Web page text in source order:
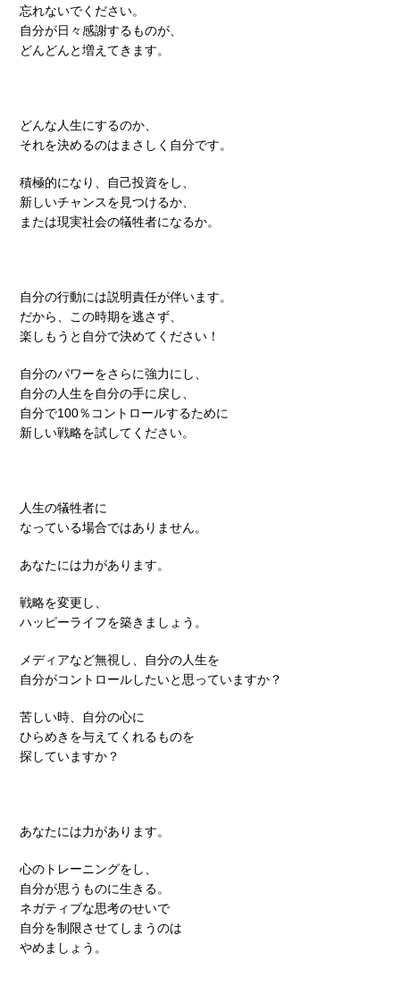
忘れないでください。
自分が日々感謝するものが、
どんどんと増えてきます。
どんな人生にするのか、
それを決めるのはまさしく自分です。
積極的になり、自己投資をし、
新しいチャンスを見つけるか、
または現実社会の犠牲者になるか。
自分の行動には説明責任が伴います。
だから、この時期を逃さず、
楽しもうと自分で決めてください！
自分のパワーをさらに強力にし、
自分の人生を自分の手に戻し、
自分で100％コントロールするために
新しい戦略を試してください。
人生の犠牲者に
なっている場合ではありません。
あなたには力があります。
戦略を変更し、
ハッピーライフを築きましょう。
メディアなど無視し、自分の人生を
自分がコントロールしたいと思っていますか？
苦しい時、自分の心に
ひらめきを与えてくれるものを
探していますか？
あなたには力があります。
心のトレーニングをし、
自分が思うものに生きる。
ネガティブな思考のせいで
自分を制限させてしまうのは
やめましょう。